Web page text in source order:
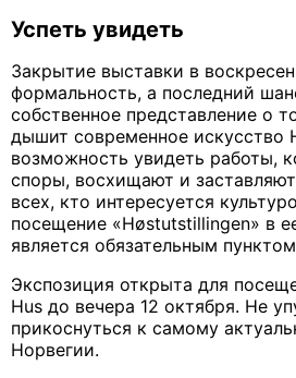
Успеть увидеть
Закрытие выставки в
формальность, а последний
собственное представление о
дышит современное искусство
возможность увидеть работы,
споры, восхищают и
всех, кто интересуется
посещение «Høstutstillingen» в
является обязательным
Экспозиция открыта для
Hus до вечера 12 октября. Не
прикоснуться к самому
Норвегии.